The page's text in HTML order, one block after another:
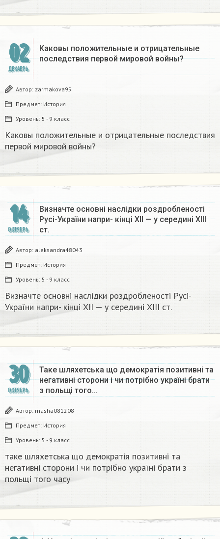
02
ДЕКАБРЬ
Каковы положительные и отрицательные
последствия первой мировой войны?
Автор: zarmakova95
Предмет: История
Уровень: 5 - 9 класс
Каковы положительные и отрицательные последствия
первой мировой войны?
14
ОКТЯБРЬ
Визначте основні наслідки роздробленості
Русі-України напри- кінці ХII — у середині ХІІІ
ст.​
Автор: aleksandra48043
Предмет: История
Уровень: 5 - 9 класс
Визначте основні наслідки роздробленості Русі-
України напри- кінці ХII — у середині ХІІІ ст.​
30
ОКТЯБРЬ
Таке шляхетська що демократія позитивні та
негативні сторони і чи потрібно україні брати
з польщі того…
Автор: masha081208
Предмет: История
Уровень: 5 - 9 класс
таке шляхетська що демократія позитивні та
негативні сторони і чи потрібно україні брати з
польщі того часу​